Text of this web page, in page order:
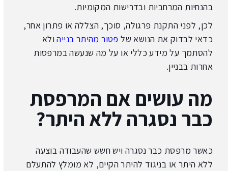
בהנחיות המרחביות ובדרישות המקומיות.
לכן, לפני התקנת פרגולה, סוכך, הצללה או פתרון אחר,
כדאי לבדוק את הנושא של פטור מהיתר בנייהולא
להסתמך על מידע כללי או על מה שנעשה במרפסות
אחרות בבניין.
מה עושים אם המרפסת
כבר נסגרה ללא היתר?
כאשר מרפסת כבר נסגרה ויש חשש שהעבודה בוצעה
ללא היתר או בניגוד להיתר הקיים, לא מומלץ להתעלם